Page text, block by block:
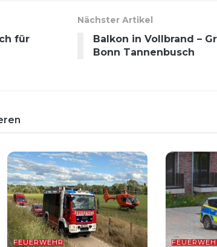
für
Nächster Artikel
Balkon in Vollbrand –
Bonn Tannenbusch
FEUERWEHR